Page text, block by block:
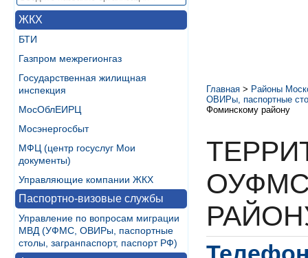
ЖКХ
БТИ
Газпром межрегионгаз
Государственная жилищная
инспекция
МосОблЕИРЦ
Мосэнергосбыт
МФЦ (центр госуслуг Мои
документы)
Управляющие компании ЖКХ
Паспортно-визовые службы
Управление по вопросам миграции
МВД (УФМС, ОВИРы, паспортные
столы, загранпаспорт, паспорт РФ)
Главная > Районы
ОВИРы, паспортные
Фоминскому району